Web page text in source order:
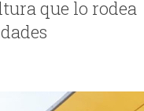
que lo rodea